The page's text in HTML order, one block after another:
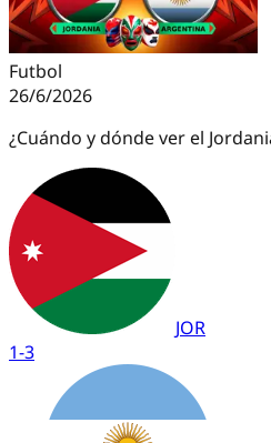
Futbol
26/6/2026
¿Cuándo y dónde ver el
JOR
1-3